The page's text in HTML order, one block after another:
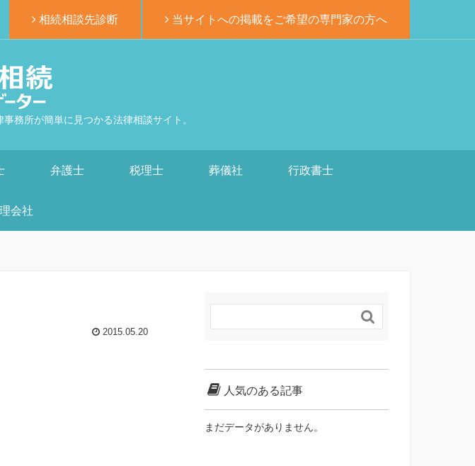
相続相談先診断 当サイトへの掲載をご希望の専門家の方へ
務所が簡単に見つかる法律相談サイト。
弁護士 税理士 葬儀社 行政書士
会社
2015.05.20

人気のある記事
まだデータがありません。